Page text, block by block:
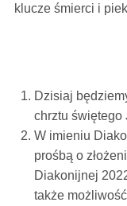
klucze śmierci i
Dzisiaj
chrztu świętego
W imieniu
prośbą o
Diakonijnej
także